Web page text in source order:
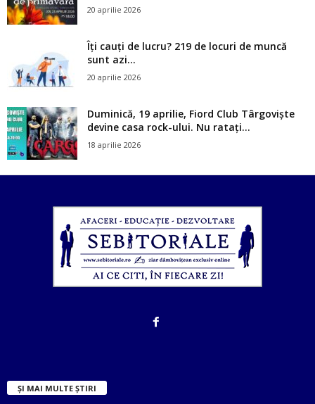
20 aprilie 2026
Îți cauți de lucru? 219 de locuri de muncă
sunt azi...
20 aprilie 2026
Duminică, 19 aprilie, Fiord Club Târgoviște
devine casa rock-ului. Nu ratați...
18 aprilie 2026
ȘI MAI MULTE ȘTIRI